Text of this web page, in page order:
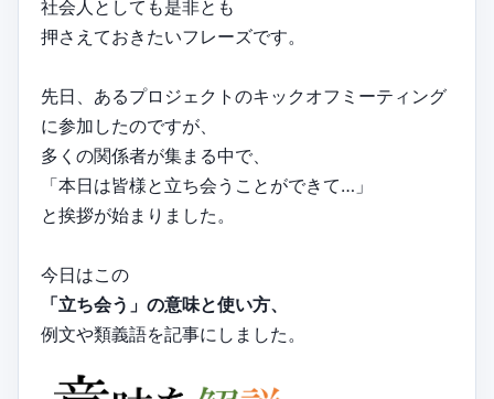
社会人としても是非とも
押さえておきたいフレーズです。
先日、あるプロジェクトのキックオフミーティング
に参加したのですが、
多くの関係者が集まる中で、
「本日は皆様と立ち会うことができて…」
と挨拶が始まりました。
今日はこの
「立ち会う」の意味と使い方、
例文や類義語を記事にしました。